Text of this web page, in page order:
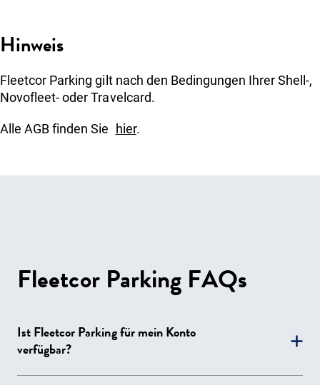
Hinweis
Fleetcor Parking gilt nach den Bedingungen Ihrer Shell-,
Novofleet- oder Travelcard.
Alle AGB finden Sie hier.
Fleetcor Parking FAQs
Ist Fleetcor Parking für mein Konto
verfügbar?